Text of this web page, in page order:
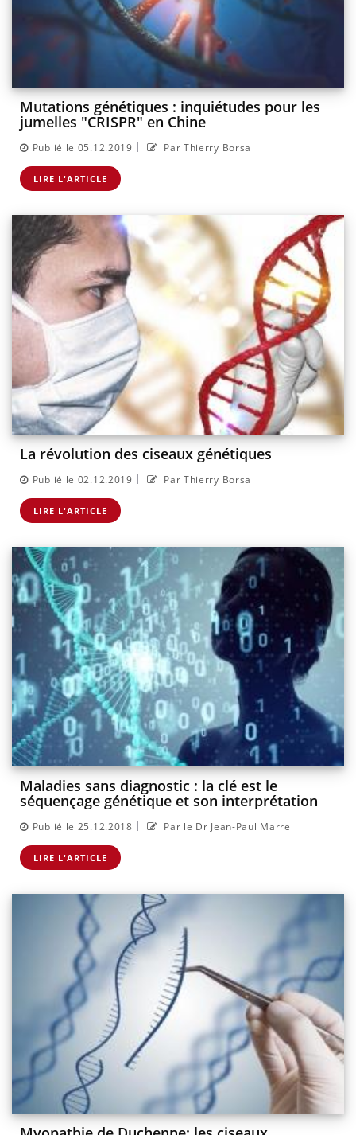
Mutations génétiques : inquiétudes pour les
jumelles "CRISPR" en Chine
Publié le 05.12.2019 | Par Thierry Borsa
LIRE L'ARTICLE
La révolution des ciseaux génétiques
Publié le 02.12.2019 | Par Thierry Borsa
LIRE L'ARTICLE
Maladies sans diagnostic : la clé est le
séquençage génétique et son interprétation
Publié le 25.12.2018 | Par le Dr Jean-Paul Marre
LIRE L'ARTICLE